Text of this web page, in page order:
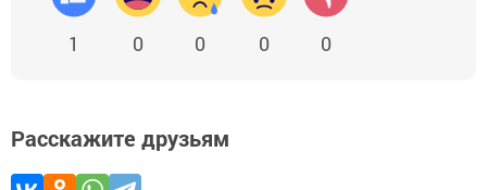
1 0 0 0 0
Расскажите друзьям